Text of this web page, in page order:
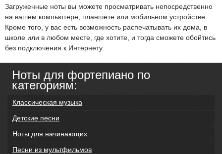
Загруженные ноты вы можете просматривать непосредственно
на вашем компьютере, планшете или мобильном устройстве.
Кроме того, у вас есть возможность распечатывать их дома, в
школе или в любом месте, где хотите, и тогда сможете обойтись
без подключения к Интернету.
Ноты для фортепиано по
категориям:
Классическая музыка
Детские песни
Ноты для начинающих
Песни из мультфильмов